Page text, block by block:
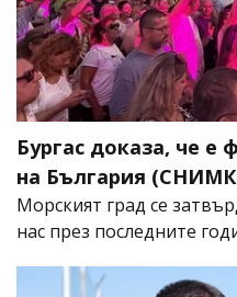
Бургас доказа, че е
на България
Морският град се
нас през последните